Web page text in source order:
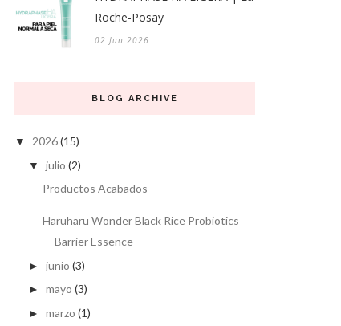
Roche-Posay
02 Jun 2026
BLOG ARCHIVE
▼ 2026(15)
▼ julio (2)
Productos Acabados
Haruharu Wonder Black Rice Probiotics
Barrier Essence
► junio (3)
► mayo (3)
► marzo (1)